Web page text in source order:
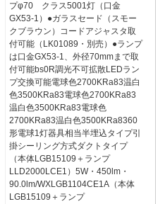
プφ70 クラス5001灯（口金
GX53-1）●ガラスセード（スモー
クブラウン）コードアジャスタ取
付可能（LK01089・別売）●ランプ
は口金GX53-1、外径70mmまで取
付可能bs0R調光不可拡散LEDラン
プ交換可能電球色2700KRa83温白
色3500KRa83電球色2700KRa83
温白色3500KRa83電球色
2700KRa83温白色3500KRa8360
形電球1灯器具相当半埋込タイプ引
掛シーリング方式ダクトタイプ
（本体LGB15109＋ランプ
LLD2000LCE1）5W・450lm・
90.0lm/WXLGB1104CE1A（本体
LGB15109＋ランプ